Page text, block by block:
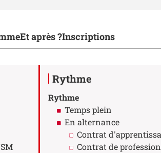
ficheEt après ?Inscriptions
Rythme
Rythme
Temps plein
En alternance
Contrat
Contrat de